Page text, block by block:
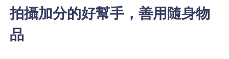
拍攝加分的好幫手，善用隨身物
品